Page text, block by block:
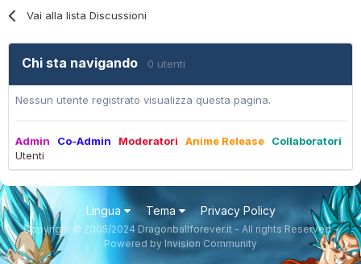
Vai alla lista Discussioni
Chi sta navigando 0 utenti
Nessun utente registrato visualizza questa pagina.
Admin Co-Admin Moderatori Anime Release
Collaboratori
Utenti
Lingua Tema Privacy Policy
Copyright © 2005/2024 Dragonballforever.it - All rights Reserved -
Powered by Invision Community